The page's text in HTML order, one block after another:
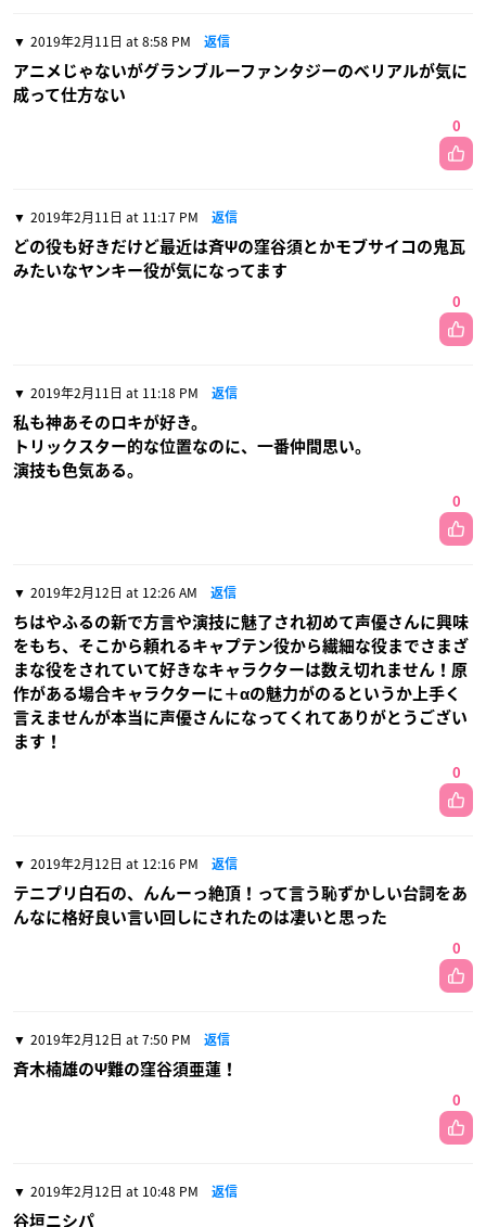
2019年2月11日 at 8:58 PM 返信
アニメじゃないがグランブルーファンタジーのベリアルが気に
成って仕方ない
0
2019年2月11日 at 11:17 PM 返信
どの役も好きだけど最近は斉Ψの窪谷須とかモブサイコの鬼瓦
みたいなヤンキー役が気になってます
0
2019年2月11日 at 11:18 PM 返信
私も神あそのロキが好き。
トリックスター的な位置なのに、一番仲間思い。
演技も色気ある。
0
2019年2月12日 at 12:26 AM 返信
ちはやふるの新で方言や演技に魅了され初めて声優さんに興味
をもち、そこから頼れるキャプテン役から繊細な役までさまざ
まな役をされていて好きなキャラクターは数え切れません！原
作がある場合キャラクターに＋αの魅力がのるというか上手く
言えませんが本当に声優さんになってくれてありがとうござい
ます！
0
2019年2月12日 at 12:16 PM 返信
テニプリ白石の、んんーっ絶頂！って言う恥ずかしい台詞をあ
んなに格好良い言い回しにされたのは凄いと思った
0
2019年2月12日 at 7:50 PM 返信
斉木楠雄のΨ難の窪谷須亜蓮！
0
2019年2月12日 at 10:48 PM 返信
谷垣ニシパ